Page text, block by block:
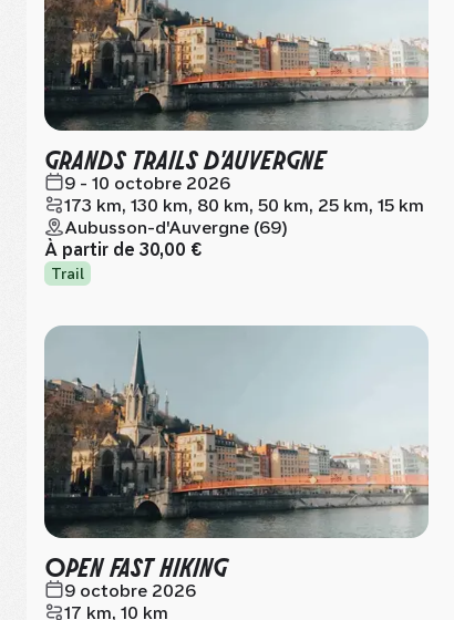
GRANDS TRAILS D'AUVERGNE
9 - 10 octobre 2026
173 km, 130 km, 80 km, 50 km, 25 km, 15 km
Aubusson-d'Auvergne (69)
À partir de 30,00 €
Trail
OPEN FAST HIKING
9 octobre 2026
17 km, 10 km